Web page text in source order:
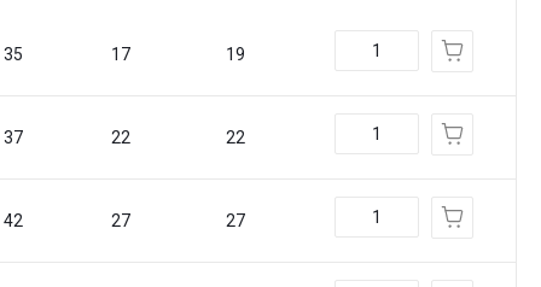
35 17 19
37 22 22
42 27 27